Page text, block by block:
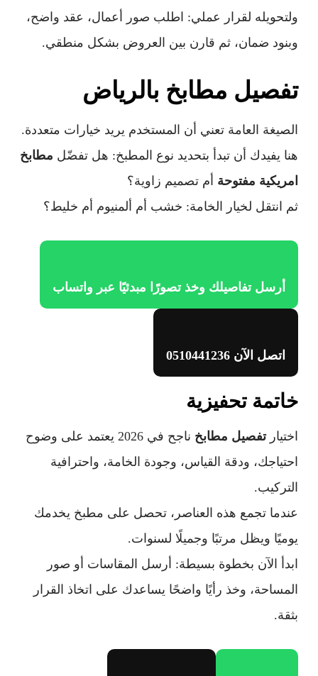
ولتحويله لقرار عملي: اطلب صور أعمال، عقد واضح،
وبنود ضمان، ثم قارن بين العروض بشكل منطقي.
تفصيل مطابخ بالرياض
الصيغة العامة تعني أن المستخدم يريد خيارات متعددة.
هنا يفيدك أن تبدأ بتحديد نوع المطبخ: هل تفضّل مطابخ
امريكية مفتوحة أم تصميم زاوية؟
ثم انتقل لخيار الخامة: خشب أم ألمنيوم أم خليط؟
أرسل تفاصيلك وخذ تصورًا مبدئيًا عبر واتساب
اتصل الآن 0510441236
خاتمة تحفيزية
اختيارتفصيل مطابخ
ناجح في 2026 يعتمد على وضوح
احتياجك، ودقة القياس، وجودة الخامة، واحترافية
التركيب.
عندما تجمع هذه العناصر، تحصل على مطبخ يخدمك
يوميًا ويظل مرتبًا وجميلًا لسنوات.
ابدأ الآن بخطوة بسيطة: أرسل المقاسات أو صور
المساحة، وخذ رأيًا واضحًا يساعدك على اتخاذ القرار
بثقة.